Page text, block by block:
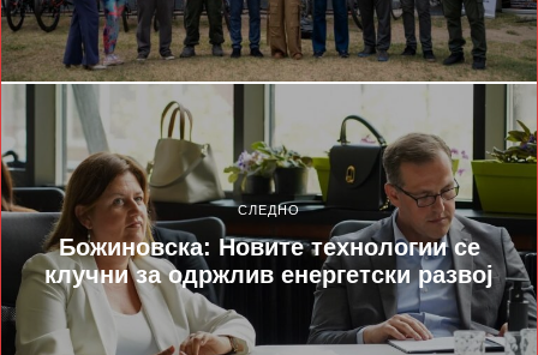
СЛЕДНО
Божиновска: Новите технологии се
клучни за одржлив енергетски развој